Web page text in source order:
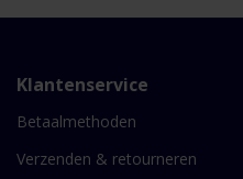
Klantenservice
Betaalmethoden
Verzenden & retourneren